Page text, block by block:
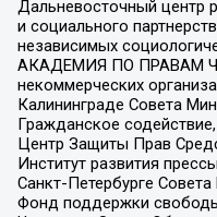
Дальневосточный центр
и социального
независимых
АКАДЕМИЯ ПО ПРАВАМ
некоммерческих
Калининграде Совета
Гражданское
Центр Защиты Прав
Институт развития
Санкт-Петербурге
Фонд поддержки